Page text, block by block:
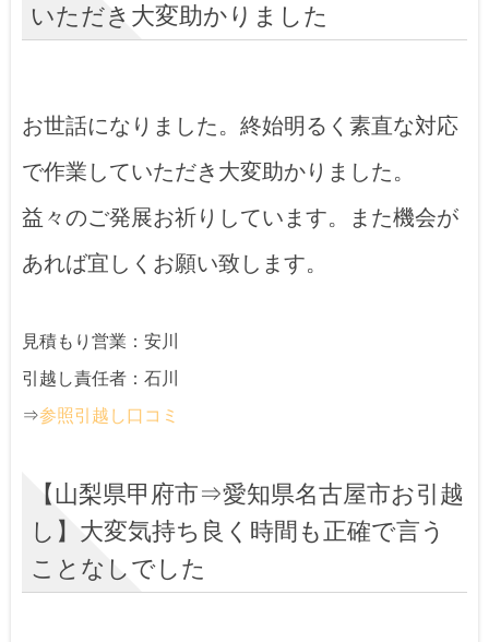
いただき大変助かりました
お世話になりました。終始明るく素直な対応
で作業していただき大変助かりました。
益々のご発展お祈りしています。また機会が
あれば宜しくお願い致します。
見積もり営業：安川
引越し責任者：石川
⇒参照引越し口コミ
【山梨県甲府市⇒愛知県名古屋市お引越
し】大変気持ち良く時間も正確で言う
ことなしでした